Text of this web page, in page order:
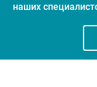
наших